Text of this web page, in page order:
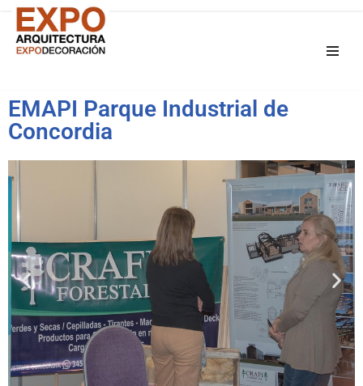
Saltar
EMAPI Parque Industrial de
Concordia